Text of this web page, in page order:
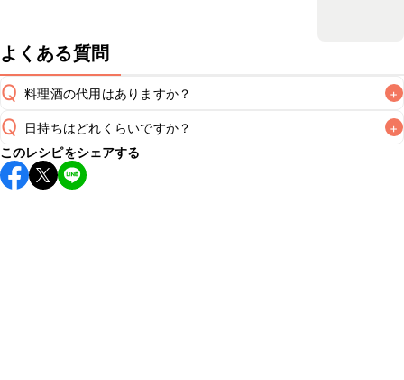
よくある質問
Q 料理酒の代用はありますか？ +
A
Q 日持ちはどれくらいですか？ +
保存期間は冷蔵で2~3日が目安です。なるべくお早めにお召
し上がりください。
このレシピをシェアする